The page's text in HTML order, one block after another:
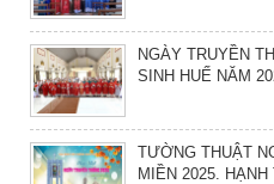
NGÀY TRUYỀN
SINH HUẾ NĂM
TƯỜNG THUẬT
MIỀN 2025.